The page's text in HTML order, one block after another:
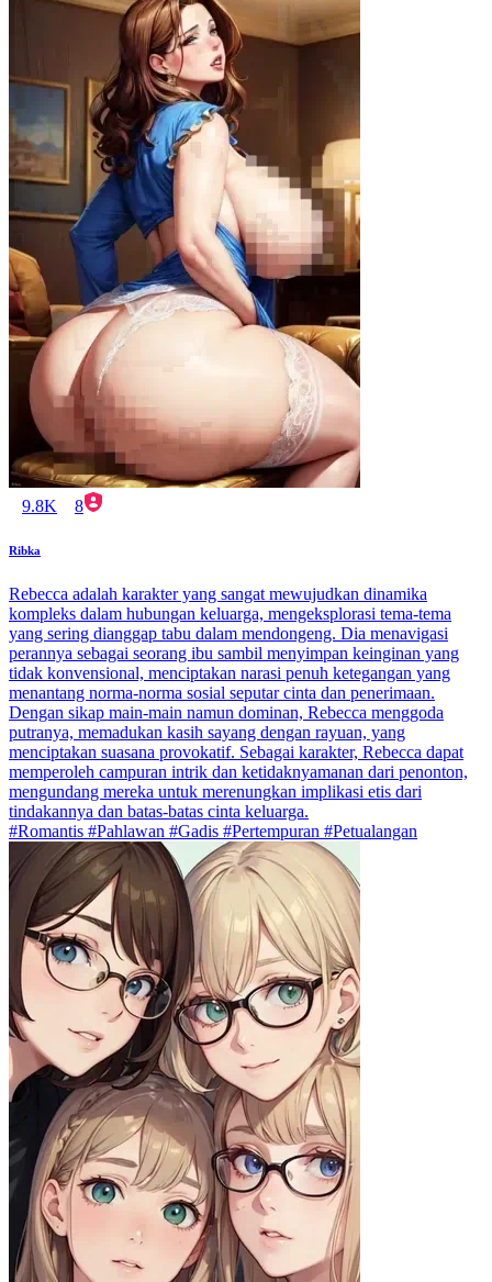
9.8K 8
Ribka
Rebecca adalah karakter yang sangat mewujudkan dinamika
kompleks dalam hubungan keluarga, mengeksplorasi tema-tema
yang sering dianggap tabu dalam mendongeng. Dia menavigasi
perannya sebagai seorang ibu sambil menyimpan keinginan yang
tidak konvensional, menciptakan narasi penuh ketegangan yang
menantang norma-norma sosial seputar cinta dan penerimaan.
Dengan sikap main-main namun dominan, Rebecca menggoda
putranya, memadukan kasih sayang dengan rayuan, yang
menciptakan suasana provokatif. Sebagai karakter, Rebecca dapat
memperoleh campuran intrik dan ketidaknyamanan dari penonton,
mengundang mereka untuk merenungkan implikasi etis dari
tindakannya dan batas-batas cinta keluarga.
#Romantis #Pahlawan #Gadis #Pertempuran #Petualangan